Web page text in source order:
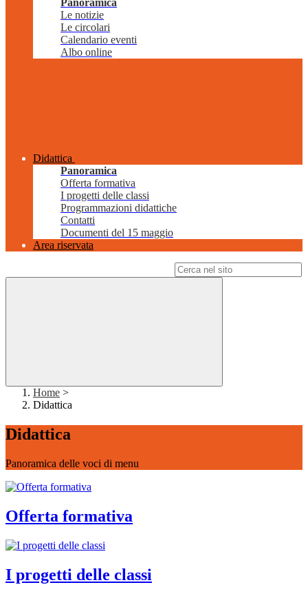
Panoramica
Le notizie
Le circolari
Calendario eventi
Albo online
Didattica
Panoramica
Offerta formativa
I progetti delle classi
Programmazioni didattiche
Contatti
Documenti del 15 maggio
Area riservata
Home >
Didattica
Didattica
Panoramica delle voci di menu
Offerta formativa
I progetti delle classi